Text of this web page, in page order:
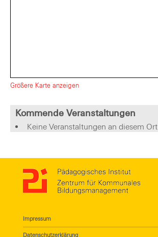
Größere Karte anzeigen
Kommende Veranstaltungen
Keine Veranstaltungen an diesem Ort
Impressum
Datenschutzerklärung